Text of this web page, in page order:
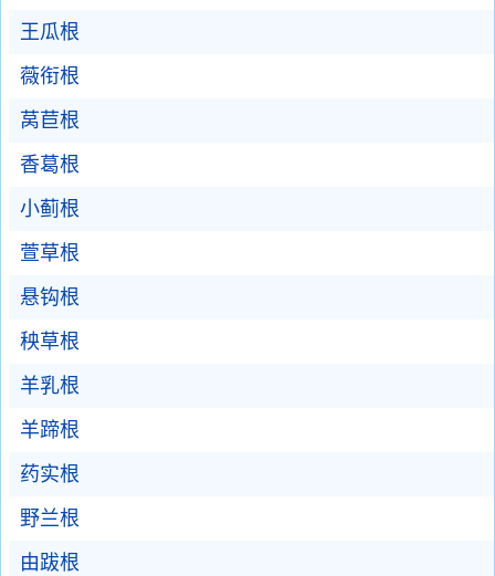
王瓜根
薇衔根
莴苣根
香葛根
小蓟根
萱草根
悬钩根
秧草根
羊乳根
羊蹄根
药实根
野兰根
由跋根